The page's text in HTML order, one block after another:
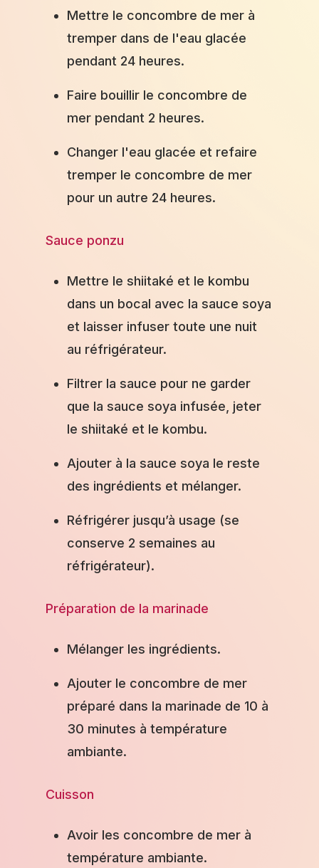
Mettre le concombre de mer à
tremper dans de l'eau glacée
pendant 24 heures.
Faire bouillir le concombre de
mer pendant 2 heures.
Changer l'eau glacée et refaire
tremper le concombre de mer
pour un autre 24 heures.
Sauce ponzu
Mettre le shiitaké et le kombu
dans un bocal avec la sauce soya
et laisser infuser toute une nuit
au réfrigérateur.
Filtrer la sauce pour ne garder
que la sauce soya infusée, jeter
le shiitaké et le kombu.
Ajouter à la sauce soya le reste
des ingrédients et mélanger.
Réfrigérer jusqu’à usage (se
conserve 2 semaines au
réfrigérateur).
Préparation de la marinade
Mélanger les ingrédients.
Ajouter le concombre de mer
préparé dans la marinade de 10 à
30 minutes à température
ambiante.
Cuisson
Avoir les concombre de mer à
température ambiante.